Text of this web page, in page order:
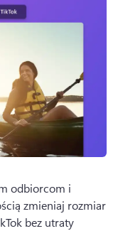
odbiorcom i
zmieniaj rozmiar
bez utraty